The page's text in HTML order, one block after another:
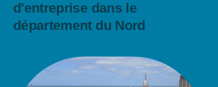
d'entreprise dans le
département du Nord